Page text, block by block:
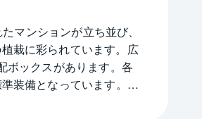
マンションが立ち並び、
栽に彩られています。広
ボックスがあります。各
装備となっています。防